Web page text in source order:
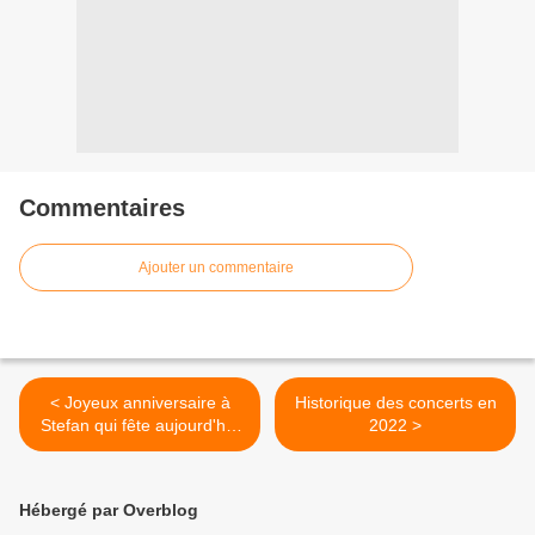
Commentaires
Ajouter un commentaire
< Joyeux anniversaire à
Stefan qui fête aujourd'hui
ses 43 ans
Historique des concerts en
2022 >
Hébergé par Overblog